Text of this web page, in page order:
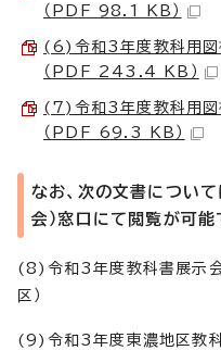
（PDF 98.1 KB）
(6)令和3年度教科用図
（PDF 243.4 KB）
(7)令和3年度教科用図
（PDF 69.3 KB）
なお、次の文書につい
会）窓口にて閲覧が可能
(8)令和3年度教科書展示会
区）
(9)令和3年度東濃地区教